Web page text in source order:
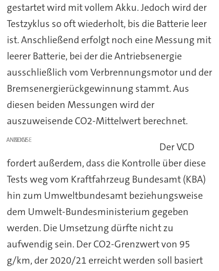
gestartet wird mit vollem Akku. Jedoch wird der
Testzyklus so oft wiederholt, bis die Batterie leer
ist. Anschließend erfolgt noch eine Messung mit
leerer Batterie, bei der die Antriebsenergie
ausschließlich vom Verbrennungsmotor und der
Bremsenergierückgewinnung stammt. Aus
diesen beiden Messungen wird der
auszuweisende CO2-Mittelwert berechnet.
ANZEIGE
Der VCD
fordert außerdem, dass die Kontrolle über diese
Tests weg vom Kraftfahrzeug Bundesamt (KBA)
hin zum Umweltbundesamt beziehungsweise
dem Umwelt-Bundesministerium gegeben
werden. Die Umsetzung dürfte nicht zu
aufwendig sein. Der CO2-Grenzwert von 95
g/km, der 2020/21 erreicht werden soll basiert